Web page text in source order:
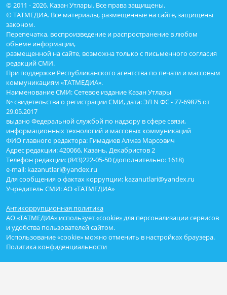
© 2011 - 2026. Казан Утлары. Все права защищены.
© ТАТМЕДИА. Все материалы, размещенные на сайте, защищены
законом.
Перепечатка, воспроизведение и распространение в любом
объеме информации,
размещенной на сайте, возможна только с письменного согласия
редакций СМИ.
При поддержке Республиканского агентства по печати и массовым
коммуникациям «ТАТМЕДИА».
Наименование СМИ: Сетевое издание Казан Утлары
№ свидетельства о регистрации СМИ, дата: ЭЛ N ФС - 77-69875 от
29.05.2017
выдано Федеральной службой по надзору в сфере связи,
информационных технологий и массовых коммуникаций
ФИО главного редактора: Гимадиев Алмаз Марсович
Адрес редакции: 420066, Казань, Декабристов 2
Телефон редакции: (843)222-05-50 (дополнительно: 1618)
e-mail: kazanutlari@yandex.ru
Для сообщения о фактах коррупции: kazanutlari@yandex.ru
Учредитель СМИ: АО «ТАТМЕДИА»
Антикоррупционная политика
АО «ТАТМЕДИА» использует «cookie»для персонализации сервисов
и удобства пользователей сайтом.
Использование «cookie» можно отменить в настройках браузера.
Политика конфиденциальности